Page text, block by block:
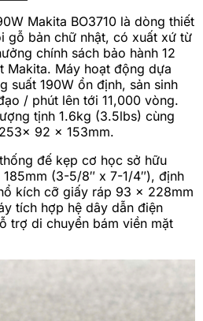
Makita BO3710 là dòng thiết
gỗ bản chữ nhật, có xuất xứ từ
chính sách bảo hành 12
Makita. Máy hoạt động dựa
suất 190W ổn định, sản sinh
/ phút lên tới 11,000 vòng.
tịnh 1.6kg (3.5lbs) cùng
92 x 153mm.
đế kẹp cơ học sở hữu
(3-5/8″ x 7-1/4″), định
kích cỡ giấy ráp 93 x 228mm
tích hợp hệ dây dẫn điện
trợ di chuyển bám viền mặt